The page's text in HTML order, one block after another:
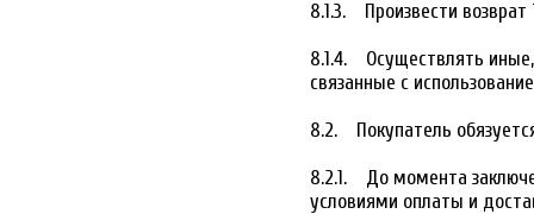
8.1.3. Произвести
8.1.4. Осуществлять
связанные с
8.2. Покупатель
8.2.1. До момента
условиями оплаты и